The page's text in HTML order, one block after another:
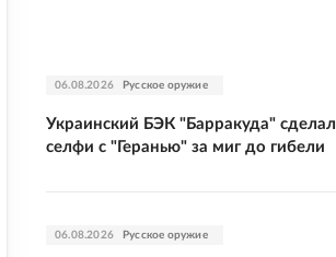
06.08.2026 Русское оружие
Украинский БЭК "Барракуда" сделал
селфи с "Геранью" за миг до гибели
06.08.2026 Русское оружие